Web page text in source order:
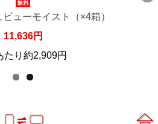
ューモイスト（×4箱）
11,636円
たり約2,909円